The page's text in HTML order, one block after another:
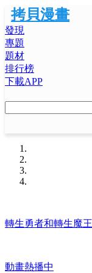
拷貝漫畫
發現
專題
題材
排行榜
下載APP
轉生勇者和轉生魔
動畫熱播中